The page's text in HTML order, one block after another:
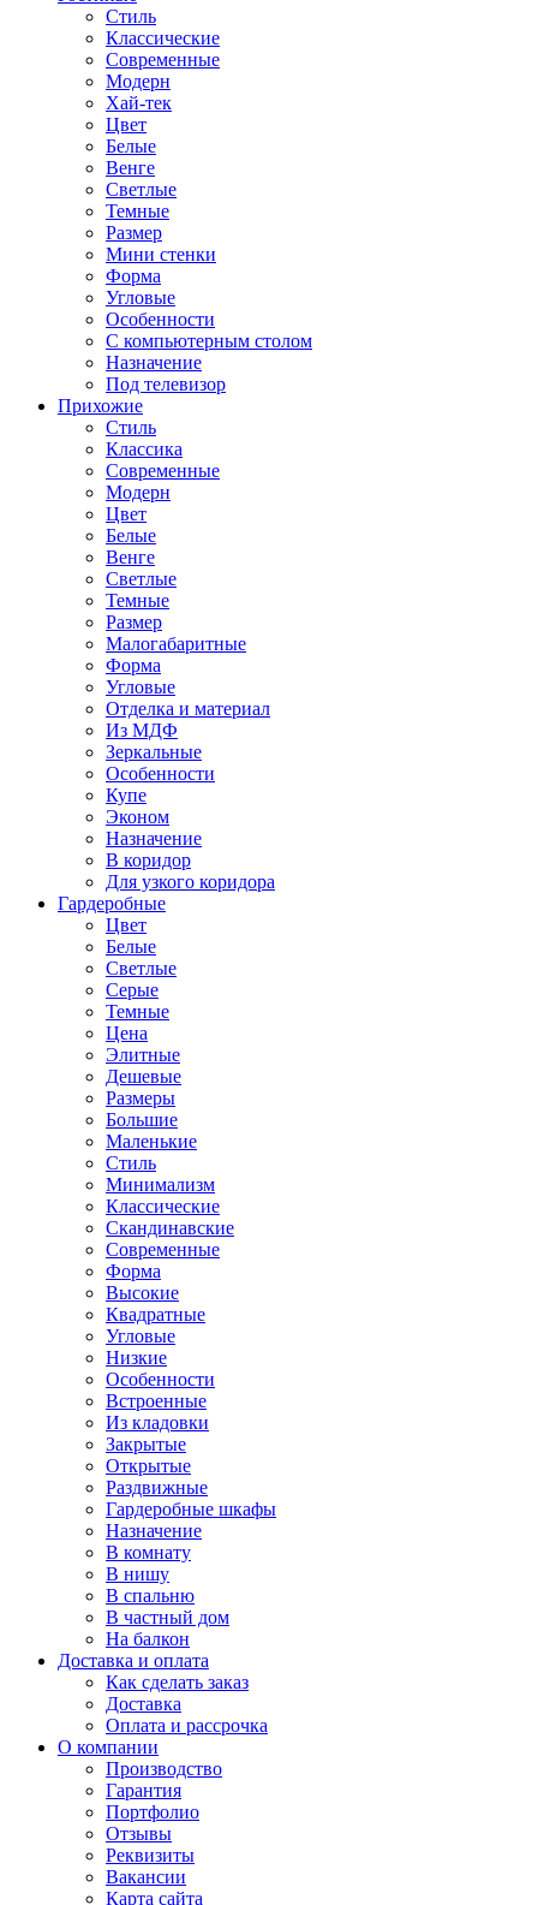
Стиль
Классические
Современные
Модерн
Хай-тек
Цвет
Белые
Венге
Светлые
Темные
Размер
Мини стенки
Форма
Угловые
Особенности
С компьютерным столом
Назначение
Под телевизор
Прихожие
Стиль
Классика
Современные
Модерн
Цвет
Белые
Венге
Светлые
Темные
Размер
Малогабаритные
Форма
Угловые
Отделка и материал
Из МДФ
Зеркальные
Особенности
Купе
Эконом
Назначение
В коридор
Для узкого коридора
Гардеробные
Цвет
Белые
Светлые
Серые
Темные
Цена
Элитные
Дешевые
Размеры
Большие
Маленькие
Стиль
Минимализм
Классические
Скандинавские
Современные
Форма
Высокие
Квадратные
Угловые
Низкие
Особенности
Встроенные
Из кладовки
Закрытые
Открытые
Раздвижные
Гардеробные шкафы
Назначение
В комнату
В нишу
В спальню
В частный дом
На балкон
Доставка и оплата
Как сделать заказ
Доставка
Оплата и рассрочка
О компании
Производство
Гарантия
Портфолио
Отзывы
Реквизиты
Вакансии
Карта сайта